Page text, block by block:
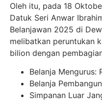
Oleh itu, pada 18
Datuk Seri Anwar
Belanjawan 2025 di
melibatkan peruntukan
bilion dengan
Belanja Mengurus:
Belanja
Simpanan Luar